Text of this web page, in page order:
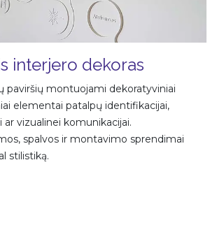
interjero dekoras
paviršių montuojami dekoratyviniai
elementai patalpų identifikacijai,
vizualinei komunikacijai.
spalvos ir montavimo sprendimai
stilistiką.